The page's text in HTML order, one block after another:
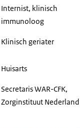
Internist, klinisch
immunoloog
Klinisch geriater
Huisarts
Secretaris WAR-CFK,
Zorginstituut Nederland